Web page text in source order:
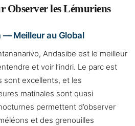
Observer les Lémuriens
— Meilleur au Global
Andasibe est le meilleur
et voir l’indri. Le parc est
sont excellents, et les
matinales sont quasi
permettent d’observer
et des grenouilles